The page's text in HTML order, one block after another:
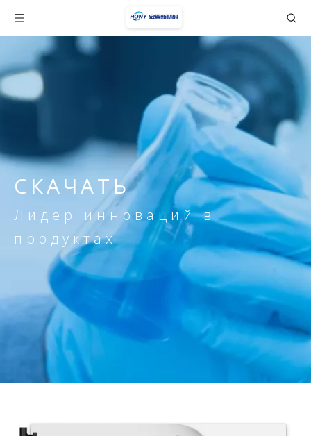
СКАЧАТЬ
Лидер инноваций в
продуктах